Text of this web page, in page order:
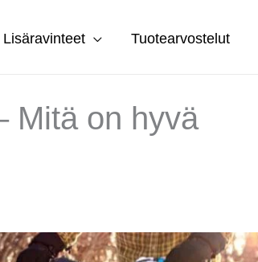
Lisäravinteet Tuotearvostelut
Mitä on hyvä